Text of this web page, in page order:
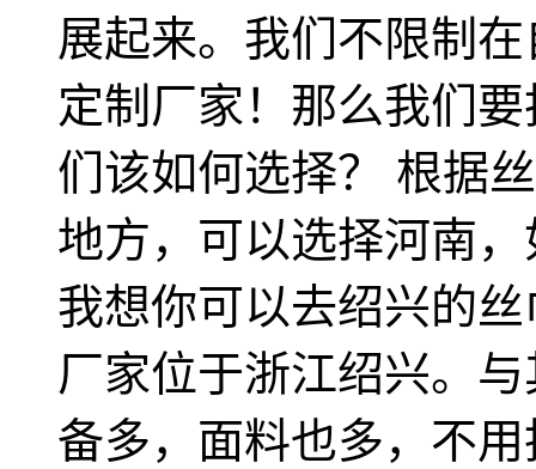
展起来。我们不限制
定制厂家！那么我们
们该如何选择？ 根据
地方，可以选择河南
我想你可以去绍兴的
厂家位于浙江绍兴。
备多，面料也多，不